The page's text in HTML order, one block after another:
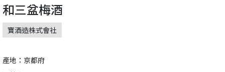
和三盆梅酒
寶酒造株式會社
產地：京都府